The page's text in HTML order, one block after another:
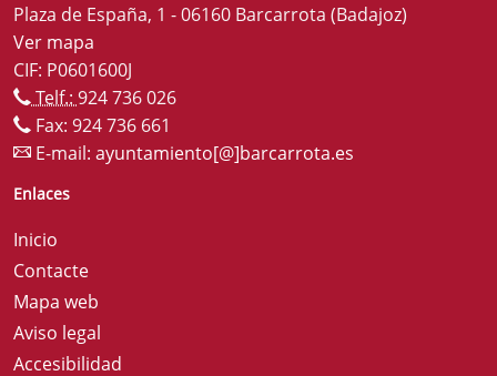
Plaza de España, 1 - 06160 Barcarrota (Badajoz)
Ver mapa
CIF: P0601600J
Telf.: 924 736 026
Fax: 924 736 661
E-mail: ayuntamiento[@]barcarrota.es
Enlaces
Inicio
Contacte
Mapa web
Aviso legal
Accesibilidad